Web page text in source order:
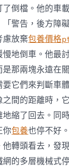
倒檔。他的車
警告，後方障
慮放棄包養價格
地倒車。他最
那兩塊永遠在
它們來判斷車
間的距離時，
縮了回去。同
你包養也停不好
轉頭看去，發
的多層機械式